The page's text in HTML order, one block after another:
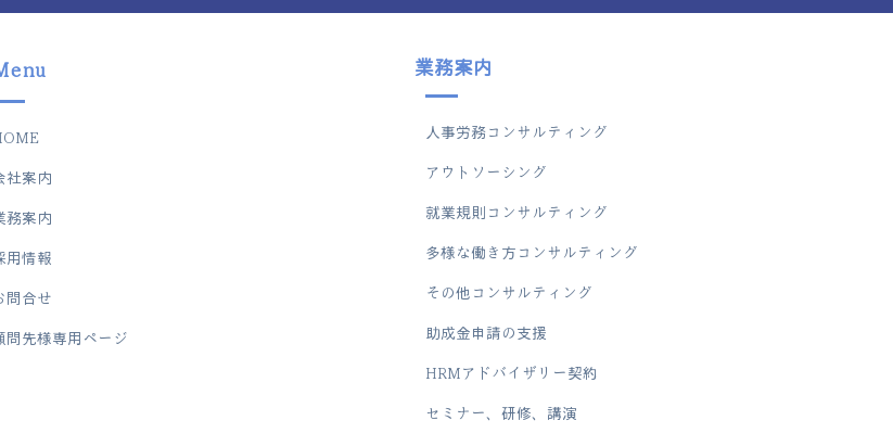
社案内
務案内
用情報
問合せ
問先様専用ページ
業務案内
人事労務コンサルティング
アウトソーシング
就業規則コンサルティング
多様な働き方コンサルティング
その他コンサルティング
助成金申請の支援
HRMアドバイザリー契約
セミナー、研修、講演